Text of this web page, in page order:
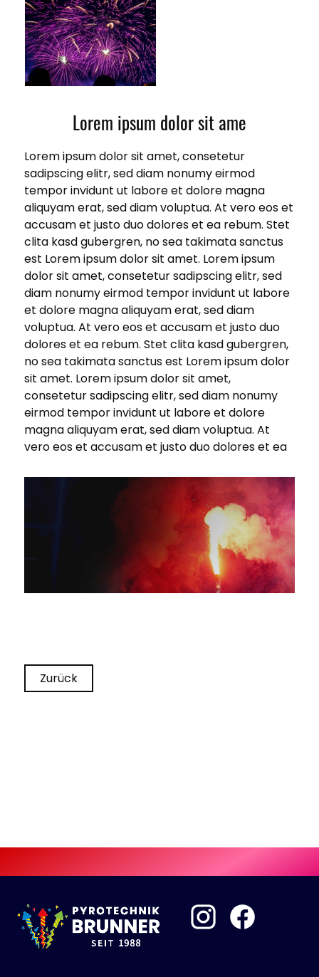
Lorem ipsum dolor sit ame
Lorem ipsum dolor sit amet, consetetur
sadipscing elitr, sed diam nonumy eirmod
tempor invidunt ut labore et dolore magna
aliquyam erat, sed diam voluptua. At vero eos et
accusam et justo duo dolores et ea rebum. Stet
clita kasd gubergren, no sea takimata sanctus
est Lorem ipsum dolor sit amet. Lorem ipsum
dolor sit amet, consetetur sadipscing elitr, sed
diam nonumy eirmod tempor invidunt ut labore
et dolore magna aliquyam erat, sed diam
voluptua. At vero eos et accusam et justo duo
dolores et ea rebum. Stet clita kasd gubergren,
no sea takimata sanctus est Lorem ipsum dolor
sit amet. Lorem ipsum dolor sit amet,
consetetur sadipscing elitr, sed diam nonumy
eirmod tempor invidunt ut labore et dolore
magna aliquyam erat, sed diam voluptua. At
vero eos et accusam et justo duo dolores et ea
Zurück